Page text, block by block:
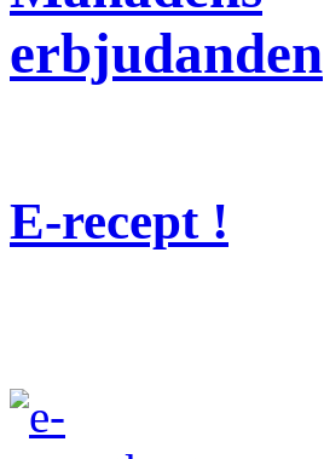
erbjudanden
E-recept !